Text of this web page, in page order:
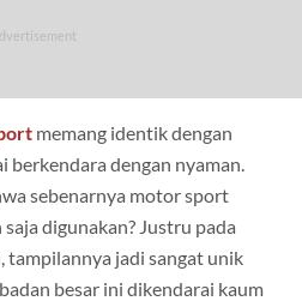
memang identik dengan
berkendara dengan nyaman.
sebenarnya motor sport
digunakan? Justru pada
tampilannya jadi sangat unik
besar ini dikendarai kaum